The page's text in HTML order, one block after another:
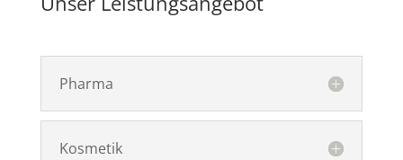
Pharma
Kosmetik